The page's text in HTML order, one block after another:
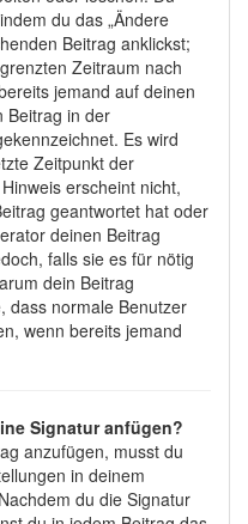
du das „Ändere
Beitrag anklickst;
Zeitraum nach
jemand auf deinen
Beitrag in der
Es wird
Zeitpunkt der
erscheint nicht,
geantwortet hat oder
deinen Beitrag
falls sie es für nötig
dein Beitrag
dass normale Benutzer
wenn bereits jemand
Signatur anfügen?
anzufügen, musst du
in deinem
du die Signatur